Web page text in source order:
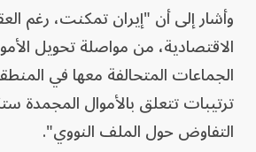
وأشار إلى أن "إيران تمكنت، رغم
الاقتصادية، من مواصلة تحويل
الجماعات المتحالفة معها في
ترتيبات تتعلق بالأموال المجمدة
التفاوض حول الملف النووي".